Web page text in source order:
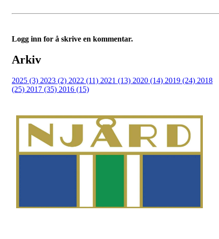
Logg inn for å skrive en kommentar.
Arkiv
2025 (3) 2023 (2) 2022 (11) 2021 (13) 2020 (14) 2019 (24) 2018
(25) 2017 (35) 2016 (15)